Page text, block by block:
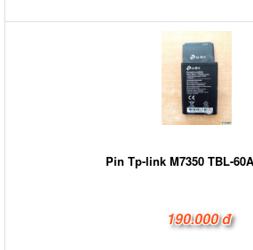
Pin Tp-link M7350 TBL-
190.000 đ